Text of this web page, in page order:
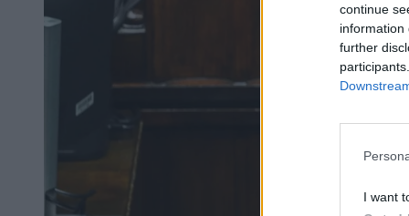
continue
information
further
I want